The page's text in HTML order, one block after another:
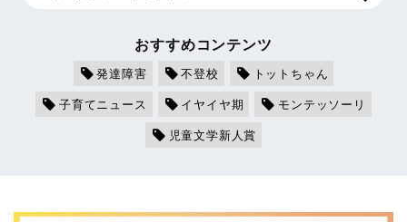
おすすめコンテンツ
発達障害 不登校
トットちゃん
子育てニュース
イヤイヤ期
モンテッソーリ
児童文学新人賞